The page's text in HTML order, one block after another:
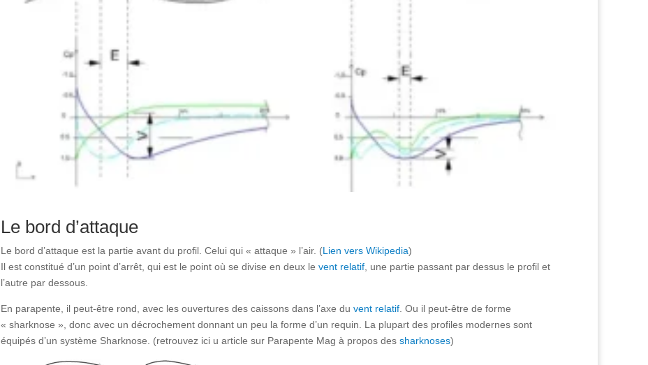
Le bord d’attaque
Le bord d’attaque est la partie avant du profil. Celui qui « attaque » l’air. (Lien vers Wikipedia)
Il est constitué d’un point d’arrêt, qui est le point où se divise en deux le vent relatif, une partie passant par dessus le profil et
l’autre par dessous.
En parapente, il peut-être rond, avec les ouvertures des caissons dans l’axe du vent relatif. Ou il peut-être de forme
« sharknose », donc avec un décrochement donnant un peu la forme d’un requin. La plupart des profiles modernes sont
équipés d’un système Sharknose. (retrouvez ici u article sur Parapente Mag à propos des sharknoses)